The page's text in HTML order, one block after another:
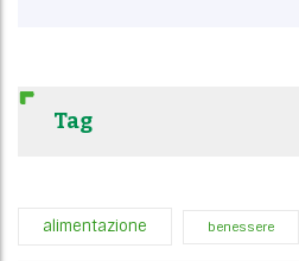
Tag
alimentazione benessere